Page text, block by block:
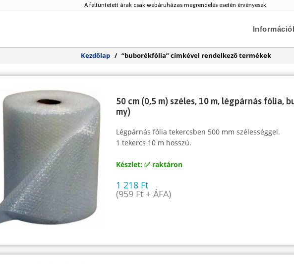
A feltüntetett árak csak webáruházas megrendelés esetén érvényesek.
Kezdőlap / “buborékfólia” címkével rendelkező termékek
50 cm (0,5 m) széles, 10 m, légpárnás fólia,
my)
Légpárnás fólia tekercsben 500 mm szélességgel.
1 tekercs 10 m hosszú.
Készlet: ✅ raktáron
1 218 Ft
(959 Ft + ÁFA)